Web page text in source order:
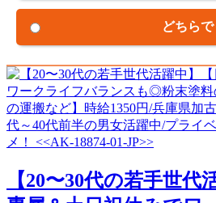
どちら
【20〜30代の若手世代